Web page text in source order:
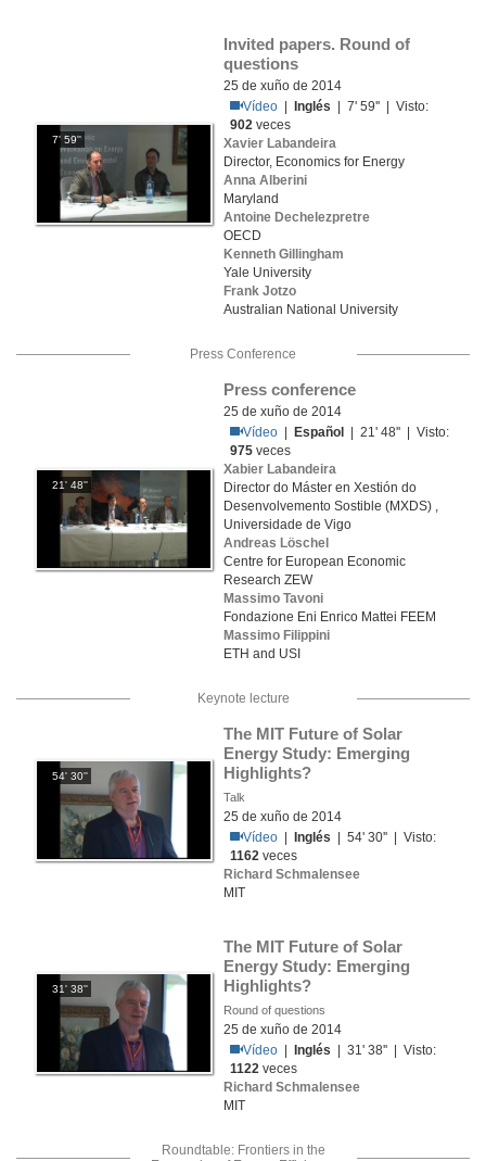
7' 59''
Invited papers. Round of
questions
25 de xuño de 2014
Vídeo
Inglés | 7' 59'' | Visto:
902 veces
Xavier Labandeira
Director, Economics for Energy
Anna Alberini
Maryland
Antoine Dechelezpretre
OECD
Kenneth Gillingham
Yale University
Frank Jotzo
Australian National University
Press Conference
21' 48''
Press conference
25 de xuño de 2014
Vídeo
Español
| 21' 48'' | Visto:
975 veces
Xabier Labandeira
Director do Máster en Xestión do
Desenvolvemento Sostible (MXDS) ,
Universidade de Vigo
Andreas Löschel
Centre for European Economic
Research ZEW
Massimo Tavoni
Fondazione Eni Enrico Mattei FEEM
Massimo Filippini
ETH and USI
Keynote lecture
54' 30''
The MIT Future of Solar
Energy Study: Emerging
Highlights?
Talk
25 de xuño de 2014
Vídeo
Inglés | 54' 30'' | Visto:
1162 veces
Richard Schmalensee
MIT
31' 38''
The MIT Future of Solar
Energy Study: Emerging
Highlights?
Round of questions
25 de xuño de 2014
Vídeo
Inglés | 31' 38'' | Visto:
1122 veces
Richard Schmalensee
MIT
Roundtable: Frontiers in the